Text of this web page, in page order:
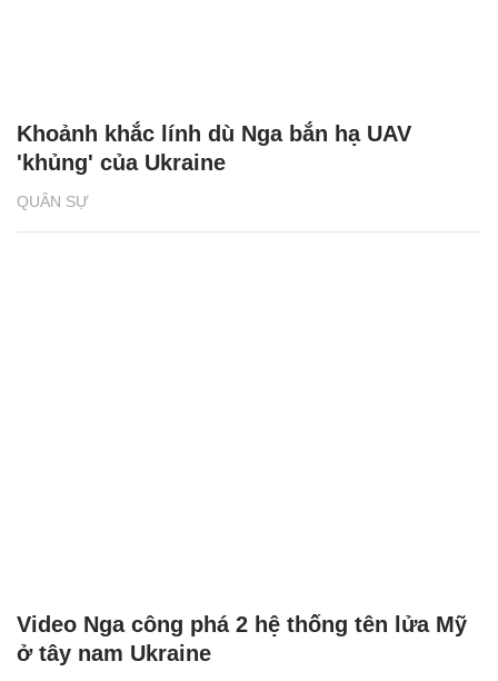
QUÂN SỰ
Khoảnh khắc lính dù Nga bắn hạ UAV
'khủng' của Ukraine
Video Nga công phá 2 hệ thống tên lửa Mỹ
ở tây nam Ukraine